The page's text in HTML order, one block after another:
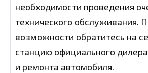
необходимости проведения
технического обслуживания.
возможности обратитесь на
станцию официального
и ремонта автомобиля.